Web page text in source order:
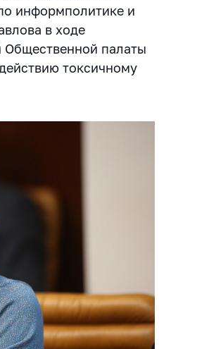
информполитике и
в ходе
Общественной палаты
токсичному